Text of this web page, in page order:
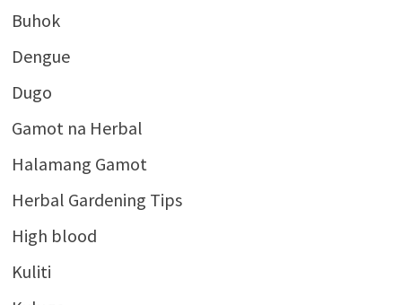
Buhok
Dengue
Dugo
Gamot na Herbal
Halamang Gamot
Herbal Gardening Tips
High blood
Kuliti